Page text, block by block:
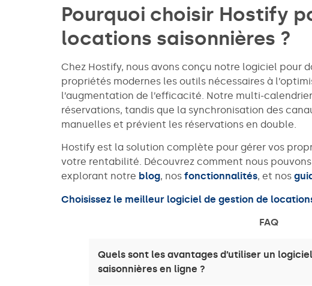
Pourquoi choisir Hostify
locations saisonnières ?
Chez Hostify, nous avons conçu notre logiciel pour
propriétés modernes les outils nécessaires à
l’augmentation de l’efficacité. Notre multi-
réservations, tandis que la synchronisation des
manuelles et prévient les réservations en double.
Hostify est la solution complète pour gérer vos
votre rentabilité. Découvrez comment nous
explorant notre blog, nos fonctionnalités, et nos
Choisissez le meilleur logiciel de gestion de
FAQ
Quels sont les avantages d’utiliser un
saisonnières en ligne ?